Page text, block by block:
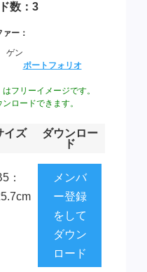
数：3
ー：
ゲン
ポートフォリオ
フリーイメージです。
ロードできます。
イズ
ダウンロー
ド
：
メンバ
ー登録
をして
ダウン
ロード